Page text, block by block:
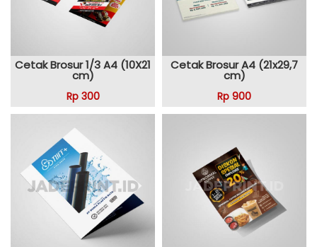
Cetak Brosur 1/3 A4 (10X21
cm)
Rp 300
Cetak Brosur A4 (21x29,7
cm)
Rp 900